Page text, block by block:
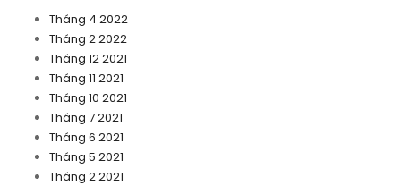
Tháng 4 2022
Tháng 2 2022
Tháng 12 2021
Tháng 11 2021
Tháng 10 2021
Tháng 7 2021
Tháng 6 2021
Tháng 5 2021
Tháng 2 2021